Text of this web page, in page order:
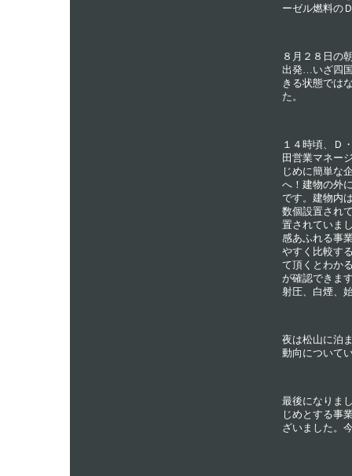
ーゼル燃料の
８月２８日の
出発…いざ四
きる状態では
た。
１４時頃、Ｄ
田営業マネー
じめに簡単な
へ！建物の外
です。建物内
数個設置され
置されていま
感あふれる事
やすく比較す
て頂くとわか
が確認できま
射圧、白煙、
夜は松山に泊
動向について
最後になりま
じめとする事
ざいました。